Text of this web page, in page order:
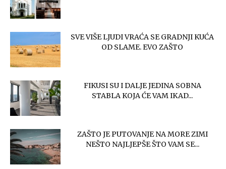
SVE VIŠE LJUDI VRAĆA SE GRADNJI KUĆA
OD SLAME. EVO ZAŠTO
FIKUSI SU I DALJE JEDINA SOBNA
STABLA KOJA ĆE VAM IKAD...
ZAŠTO JE PUTOVANJE NA MORE ZIMI
NEŠTO NAJLJEPŠE ŠTO VAM SE...